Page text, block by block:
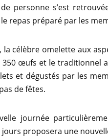
personne s’est
repas préparé par les
la célèbre omelette aux
350 œufs et le traditionnel
et dégustés par les
de fêtes.
journée
proposera une